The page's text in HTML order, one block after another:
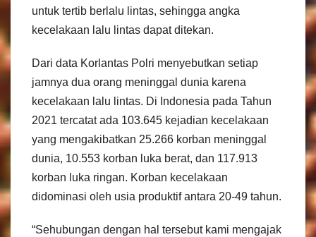
untuk tertib berlalu lintas, sehingga angka
kecelakaan lalu lintas dapat ditekan.
Dari data Korlantas Polri menyebutkan setiap
jamnya dua orang meninggal dunia karena
kecelakaan lalu lintas. Di Indonesia pada Tahun
2021 tercatat ada 103.645 kejadian kecelakaan
yang mengakibatkan 25.266 korban meninggal
dunia, 10.553 korban luka berat, dan 117.913
korban luka ringan. Korban kecelakaan
didominasi oleh usia produktif antara 20-49 tahun.
“Sehubungan dengan hal tersebut kami mengajak